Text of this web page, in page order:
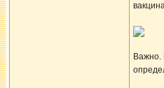
Важно.